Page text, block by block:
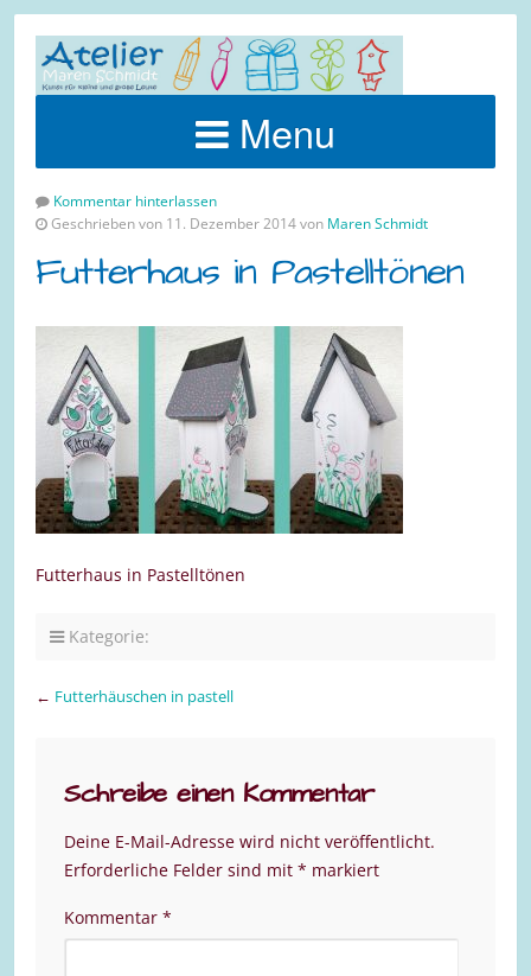
Menu
Kommentar hinterlassen
Geschrieben von 11. Dezember 2014 von Maren Schmidt
Futterhaus in Pastelltönen
Futterhaus in Pastelltönen
Kategorie:
← Futterhäuschen in pastell
Schreibe einen Kommentar
Deine E-Mail-Adresse wird nicht veröffentlicht.
Erforderliche Felder sind mit * markiert
Kommentar *